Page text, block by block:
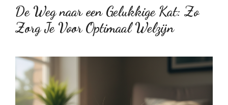
De Weg naar een Gelukkige Kat: Zo
Zorg Je Voor Optimaal Welzijn